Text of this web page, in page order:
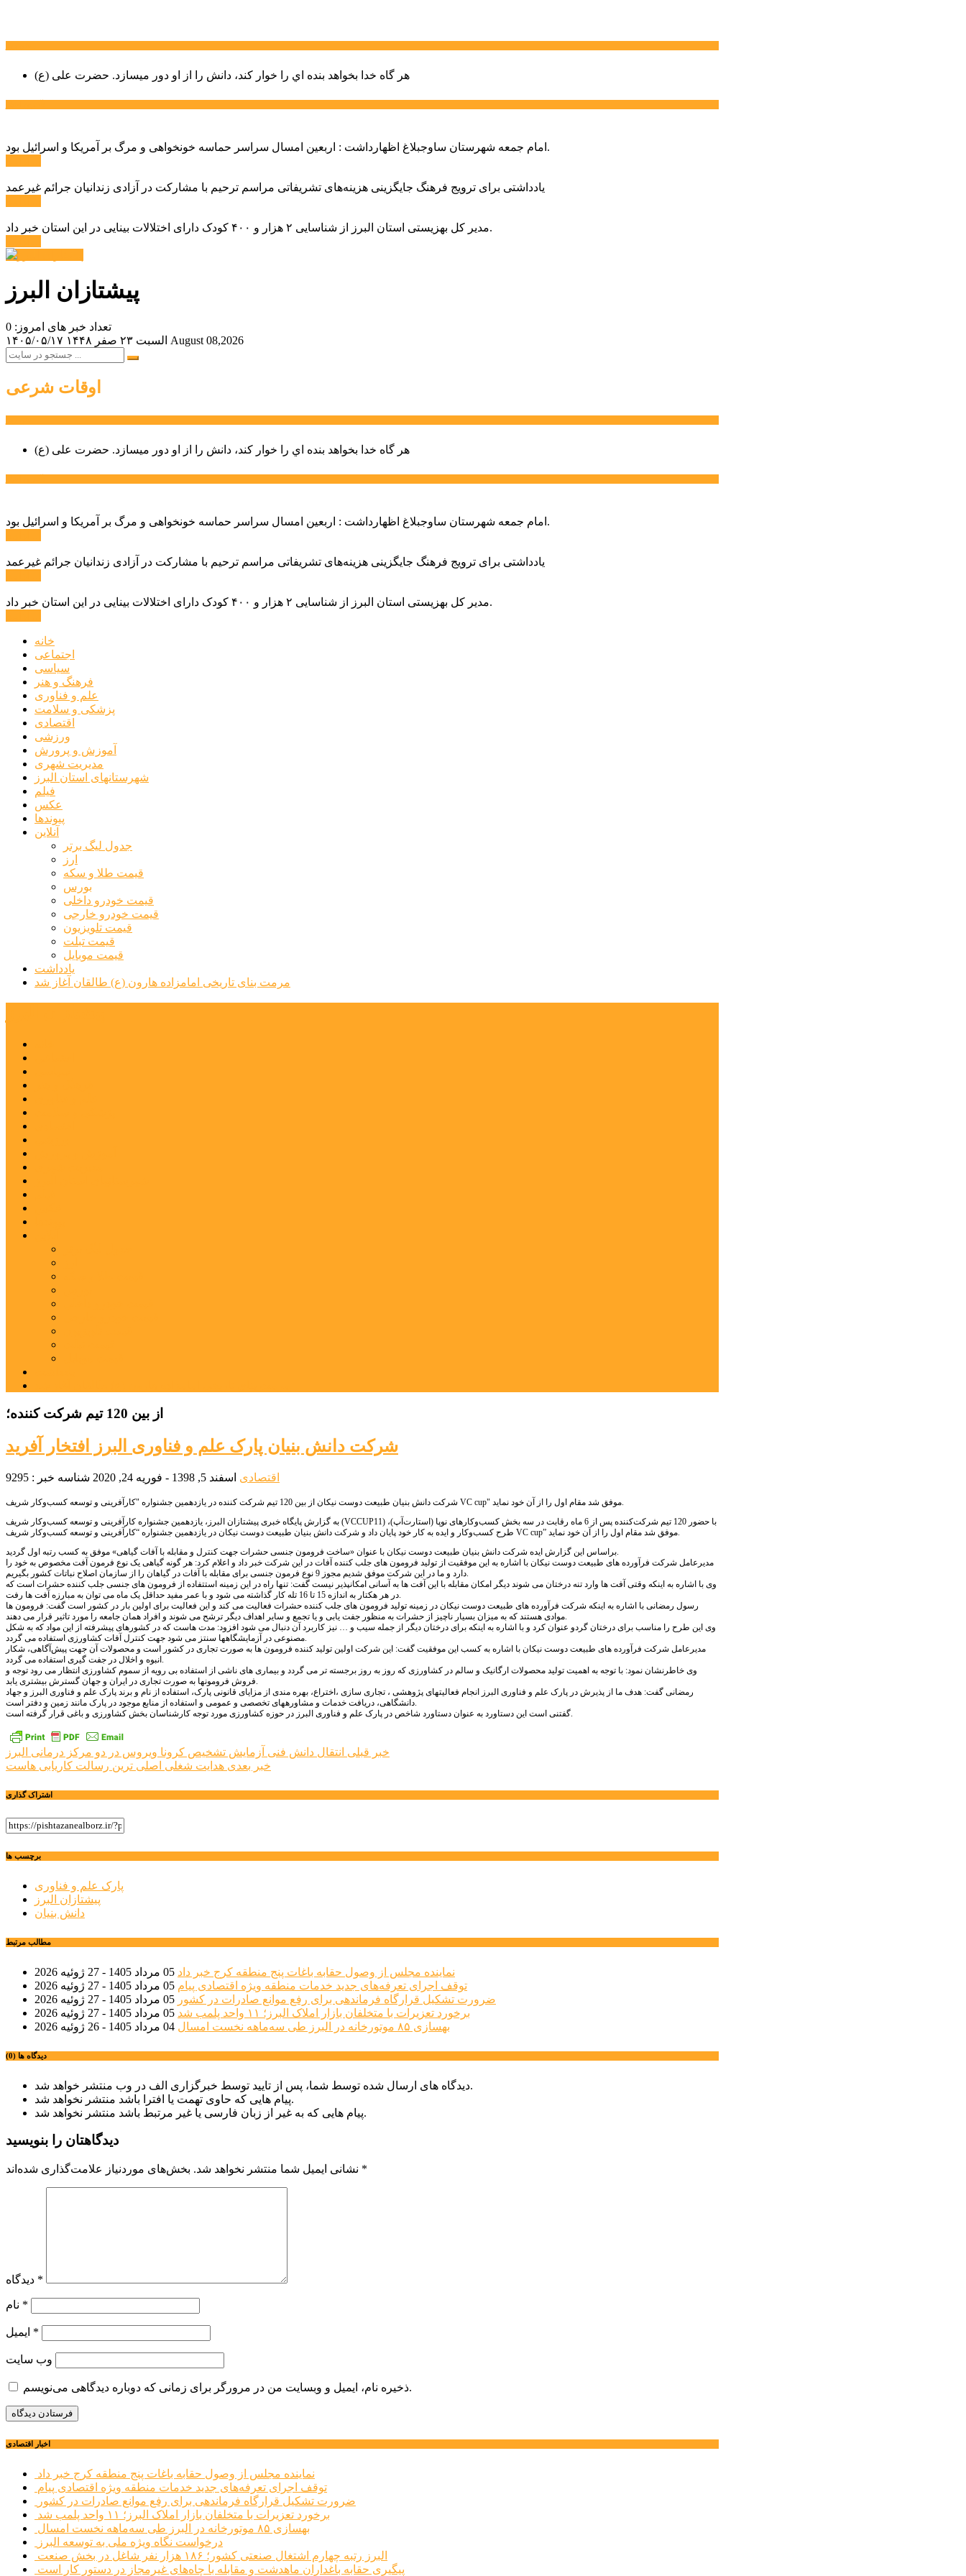
هر گاه خدا بخواهد بنده اي را خوار كند، دانش را از او دور میسازد. حضرت علی (ع)
امام جمعه شهرستان ساوجبلاغ اظهارداشت : اربعین امسال سراسر حماسه خونخواهی و مرگ بر آمریکا و اسرائیل بود.
یادداشتی برای ترویج فرهنگ جایگزینی هزینه‌های تشریفاتی مراسم ترحیم با مشارکت در آزادی زندانیان جرائم غیرعمد
مدیر کل بهزیستی استان البرز از شناسایی ۲ هزار و ۴۰۰ کودک دارای اختلالات بینایی در این استان خبر داد.
پیشتازان البرز
تعداد خبر های امروز: 0
۱۴۰۵/۰۵/۱۷
السبت ۲۳ صفر ۱۴۴۸ August 08,2026
اوقات شرعی
هر گاه خدا بخواهد بنده اي را خوار كند، دانش را از او دور میسازد. حضرت علی (ع)
امام جمعه شهرستان ساوجبلاغ اظهارداشت : اربعین امسال سراسر حماسه خونخواهی و مرگ بر آمریکا و اسرائیل بود.
یادداشتی برای ترویج فرهنگ جایگزینی هزینه‌های تشریفاتی مراسم ترحیم با مشارکت در آزادی زندانیان جرائم غیرعمد
مدیر کل بهزیستی استان البرز از شناسایی ۲ هزار و ۴۰۰ کودک دارای اختلالات بینایی در این استان خبر داد.
خانه
اجتماعی
سیاسی
فرهنگ و هنر
علم و فناوری
پزشکی و سلامت
اقتصادی
ورزشی
آموزش و پرورش
مدیریت شهری
شهرستانهای استان البرز
فیلم
عکس
پیوندها
آنلاین
جدول لیگ برتر
ارز
قیمت طلا و سکه
بورس
قیمت خودرو داخلی
قیمت خودرو خارجی
قیمت تلویزیون
قیمت تبلت
قیمت موبایل
یادداشت
مرمت بنای تاریخی امامزاده هارون (ع) طالقان آغاز شد
از بین 120 تیم شرکت کننده؛
شرکت دانش بنیان پارک علم و فناوری البرز افتخار آفرید
اقتصادی اسفند 5, 1398 - فوریه 24, 2020 شناسه خبر : 9295
شرکت دانش بنیان طبیعت دوست نیکان از بین 120 تیم شرکت کننده در یازدهمین جشنواره "کارآفرینی و توسعه کسب‌وکار شریف VC cup" موفق شد مقام اول را از آن خود نماید.
به گزارش پایگاه خبری پیشتازان البرز، یازدهمین جشنواره کارآفرینی و توسعه کسب‌وکار شریف (VCCUP11) با حضور 120 تیم شرکت‌کننده پس از 6 ماه رقابت در سه بخش کسب‌وکارهای نوپا (استارت‌آپ)،
طرح کسب‌وکار و ایده به کار خود پایان داد و شرکت دانش بنیان طبیعت دوست نیکان در یازدهمین جشنواره “کارآفرینی و توسعه کسب‌وکار شریف VC cup” موفق شد مقام اول را از آن خود نماید.
براساس این گزارش ایده شرکت دانش بنیان طبیعت دوست نیکان با عنوان «ساخت فرومون جنسی حشرات جهت کنترل و مقابله با آفات گیاهی» موفق به کسب رتبه اول گردید.
مدیرعامل شرکت فرآورده های طبیعت دوست نیکان با اشاره به این موفقیت از تولید فرومون های جلب کننده آفات در این شرکت خبر داد و اعلام کرد: هر گونه گیاهی یک نوع فرمون آفت مخصوص به خود را
دارد و ما در این شرکت موفق شدیم مجوز 9 نوع فرمون جنسی برای مقابله با آفات در گیاهان را از سازمان اصلاح نباتات کشور بگیریم.
وی با اشاره به اینکه وقتی آفت ها وارد تنه درختان می شوند دیگر امکان مقابله با این آفت ها به آسانی امکانپذیر نیست گفت: تنها راه در این زمینه استتفاده از فرومون های جنسی جلب کننده حشرات است که
در هر هکتار به اندازه 15 تا 16 تله کار گذاشته می شود و با عمر مفید حداقل یک ماه می توان به مبارزه آفت ها رفت.
رسول رمضانی با اشاره به اینکه شرکت فرآورده های طبیعت دوست نیکان در زمینه تولید فرومون های جلب کننده حشرات فعالیت می کند و این فعالیت برای اولین بار در کشور است گفت: فرومون ها
موادی هستند که به میزان بسیار ناچیز از حشرات به منظور جفت یابی و یا تجمع و سایر اهداف دیگر ترشح می شوند و افراد همان جامعه را مورد تاثیر قرار می دهند.
وی این طرح را مناسب برای درختان گردو عنوان کرد و با اشاره به اینکه برای درختان دیگر از جمله سیب و … نیز کاربرد آن دنبال می شود افزود: مدت هاست که در کشورهای پیشرفته از این مواد که به شکل
مصنوعی در آزمایشگاهها سنتز می شود جهت کنترل آفات کشاورزی استفاده می گردد.
مدیرعامل شرکت فرآورده های طبیعت دوست نیکان با اشاره به کسب این موفقیت گفت: این شرکت اولین تولید کننده فرومون ها به صورت تجاری در کشور است و محصولات آن جهت پیش‌آگاهی، شکار
انبوه و اخلال در جفت گیری استفاده می گردد.
وی خاطرنشان نمود: با توجه به اهمیت تولید محصولات ارگانیک و سالم در کشاورزی که روز به روز برجسته تر می گردد و بیماری های ناشی از استفاده بی رویه از سموم کشاورزی انتظار می رود توجه و
فروش فرومونها به صورت تجاری در ایران و جهان گسترش بیشتری یابد.
رمضانی گفت: هدف ما از پذیرش در پارک علم و فناوری البرز انجام فعالیت­های پژوهشی ، تجاری ­سازی ،اختراع، بهره ­مندی از مزایای قانونی پارک­، استفاده از نام و برند پارک علم و فناوری البرز و جهاد
دانشگاهی، دریافت خدمات و مشاوره­های تخصصی و عمومی و استفاده از منابع موجود در پارک مانند زمین و دفتر است.
گفتنی است این دستاورد به عنوان دستاورد شاخص در پارک علم و فناوری البرز در حوزه کشاورزی مورد توجه کارشناسان بخش کشاورزی و باغی قرار گرفته است.
راهبری
نوشته
خبر قبلی انتقال دانش فنی آزمایش تشخیص کرونا ویروس در دو مرکز درمانی البرز
خبر بعدی هدایت شغلی اصلی ترین رسالت کاریابی هاست
اشتراک گذاری
برچسب ها
پارک علم و فناوری
پیشتازان البرز
دانش بنیان
مطالب مرتبط
نماینده مجلس از وصول حقابه باغات پنج منطقه کرج خبر داد 05 مرداد 1405 - 27 ژوئیه 2026
توقف اجرای تعرفه‌های جدید خدمات منطقه ویژه اقتصادی پیام 05 مرداد 1405 - 27 ژوئیه 2026
ضرورت تشکیل قرارگاه فرماندهی برای رفع موانع صادرات در کشور 05 مرداد 1405 - 27 ژوئیه 2026
برخورد تعزیرات با متخلفان بازار املاک البرز؛ ۱۱ واحد پلمب شد
05 مرداد 1405 - 27 ژوئیه 2026
بهسازی ۸۵ موتورخانه در البرز طی سه‌ماهه نخست امسال
04 مرداد 1405 - 26 ژوئیه 2026
دیدگاه ها (0)
دیدگاه های ارسال شده توسط شما، پس از تایید توسط خبرگزاری الف در وب منتشر خواهد شد.
پیام هایی که حاوی تهمت یا افترا باشد منتشر نخواهد شد.
پیام هایی که به غیر از زبان فارسی یا غیر مرتبط باشد منتشر نخواهد شد.
دیدگاهتان را بنویسید
نشانی ایمیل شما منتشر نخواهد شد. *
*
*
*
وب‌ سایت
ذخیره نام، ایمیل و وبسایت من در مرورگر برای زمانی که دوباره دیدگاهی می‌نویسم.
اخبار اقتصادی
نماینده مجلس از وصول حقابه باغات پنج منطقه کرج خبر داد
توقف اجرای تعرفه‌های جدید خدمات منطقه ویژه اقتصادی پیام
ضرورت تشکیل قرارگاه فرماندهی برای رفع موانع صادرات در کشور
برخورد تعزیرات با متخلفان بازار املاک البرز؛ ۱۱ واحد پلمب شد
بهسازی ۸۵ موتورخانه در البرز طی سه‌ماهه نخست امسال
درخواست نگاه ویژه ملی به توسعه البرز
البرز رتبه چهارم اشتغال صنعتی کشور؛ ۱۸۶ هزار نفر شاغل در بخش صنعت
پیگیری حقابه باغداران ماهدشت و مقابله با چاه‌های غیرمجاز در دستور کار است